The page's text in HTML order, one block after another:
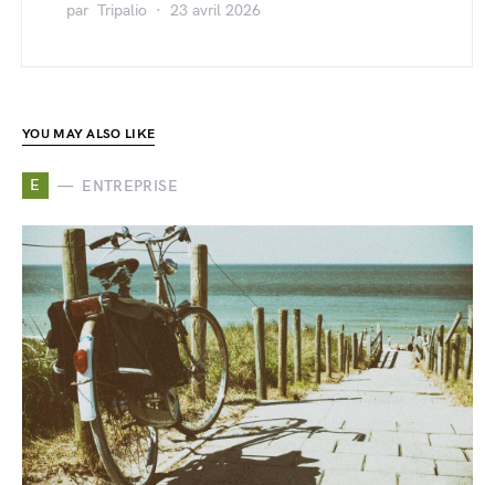
par Tripalio 23 avril 2026
YOU MAY ALSO LIKE
E ENTREPRISE